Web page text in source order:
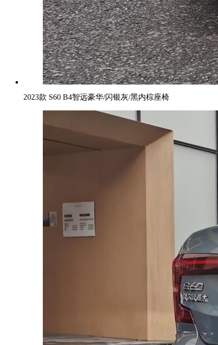
2023款 S60 B4智远豪华/闪银灰/黑内棕座椅